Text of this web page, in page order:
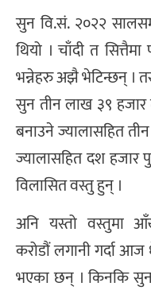
सुन वि.सं. २०२२
थियो । चाँदी त
भन्नेहरु अझै भेटिन्छन् ।
सुन तीन लाख ३९ हजार
बनाउने ज्यालासहित
ज्यालासहित दश हजार
विलासित वस्तु हुन् ।
अनि यस्तो वस्तुमा
करोडौं लगानी गर्दा
भएका छन् । किनकि